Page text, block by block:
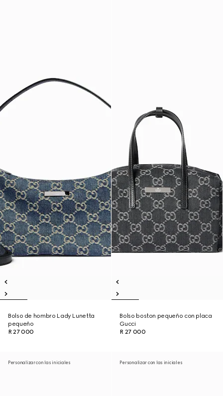
Bolso de hombro Lady Lunetta
pequeño
R 27 000
Bolso boston pequeño con placa
Gucci
R 27 000
Personalizar con las iniciales Personalizar con las iniciales